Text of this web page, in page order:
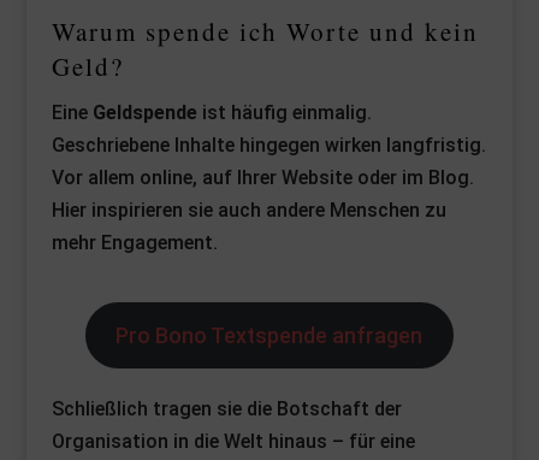
Warum spende ich Worte und kein
Geld?
Eine Geldspende ist häufig einmalig.
Geschriebene Inhalte hingegen wirken langfristig.
Vor allem online, auf Ihrer Website oder im Blog.
Hier inspirieren sie auch andere Menschen zu
mehr Engagement.
Pro Bono Textspende anfragen
Schließlich tragen sie die Botschaft der
Organisation in die Welt hinaus – für eine